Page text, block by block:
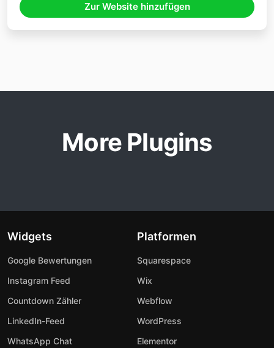
Zur Website hinzufügen
More Plugins
Widgets
Google Bewertungen
Instagram Feed
Countdown Zähler
LinkedIn-Feed
WhatsApp Chat
Platformen
Squarespace
Wix
Webflow
WordPress
Elementor